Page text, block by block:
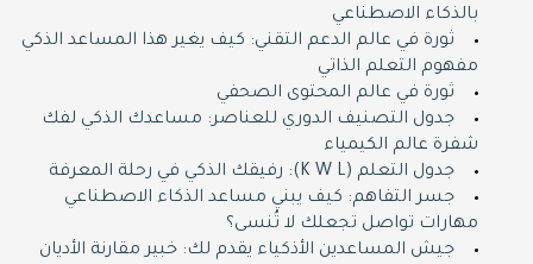
بالذكاء الاصطناعي
ثورة في عالم الدعم التقني: كيف يغير هذا المساعد الذكي
مفهوم التعلم الذاتي
ثورة في عالم المحتوى الصحفي
جدول التصنيف الدوري للعناصر: مساعدك الذكي لفك
شفرة عالم الكيمياء
جدول التعلم (K W L): رفيقك الذكي في رحلة المعرفة
جسر التفاهم: كيف يبني مساعد الذكاء الاصطناعي
مهارات تواصل تجعلك لا تُنسى؟
جيش المساعدين الأذكياء يقدم لك: خبير مقارنة الأديان